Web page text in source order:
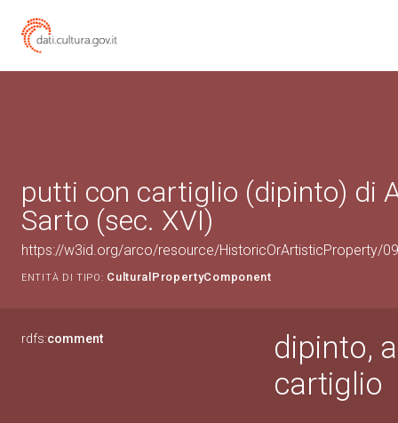
putti con cartiglio (dipinto) di
Sarto (sec. XVI)
https://w3id.org/arco/resource/HistoricOrArtisticProperty/
ENTITÀ DI TIPO: CulturalPropertyComponent
rdfs:comment
dipinto,
cartiglio